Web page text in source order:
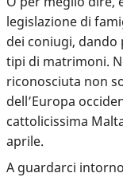
legislazione di
dei coniugi,
tipi di matrimoni.
riconosciuta non
dell’Europa
cattolicissima
aprile.
A guardarci